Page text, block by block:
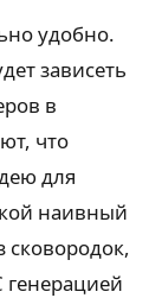
удобно.
зависеть
в
что
для
наивный
сковородок,